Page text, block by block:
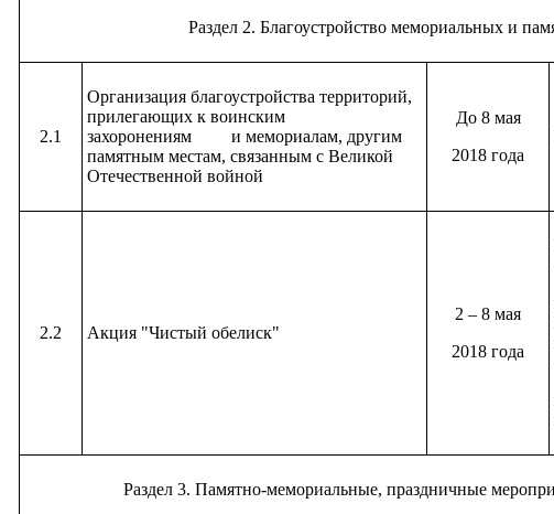
Раздел 2. Благоустройство мемориальных и
2.1
Организация благоустройства территорий,
прилегающих к воинским
захоронениям и мемориалам, другим
памятным местам, связанным с Великой
Отечественной войной
До 8 мая
2018 года
2.2 Акция "Чистый обелиск"
2 – 8 мая
2018 года
Раздел 3. Памятно-мемориальные, праздничные